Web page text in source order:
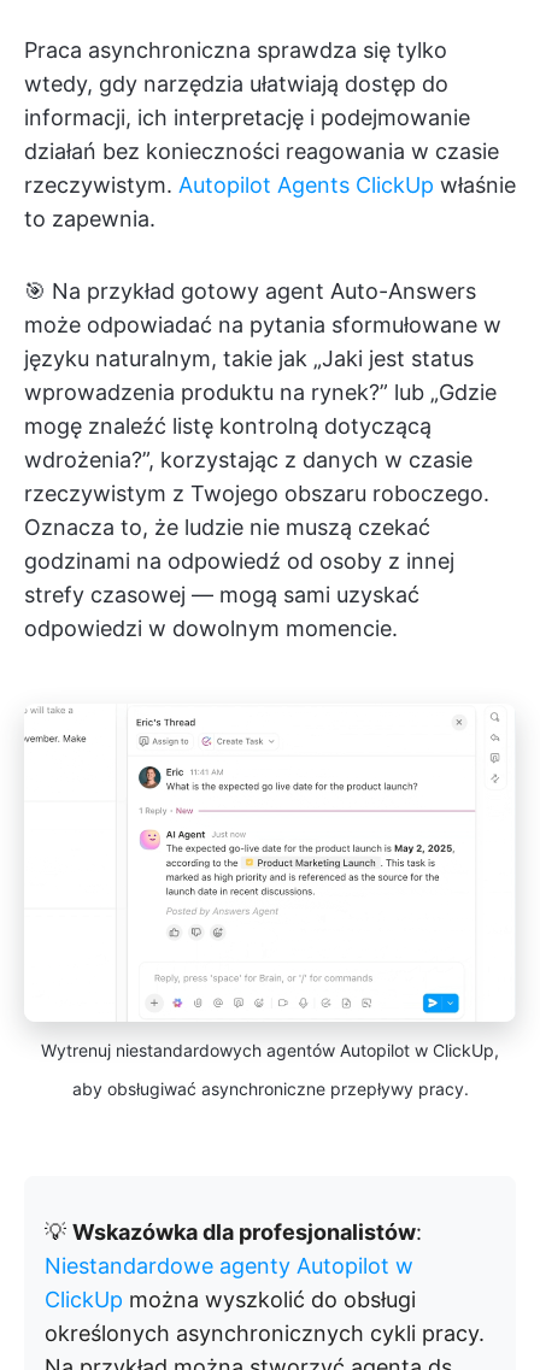
Praca asynchroniczna sprawdza się tylko
wtedy, gdy narzędzia ułatwiają dostęp do
informacji, ich interpretację i podejmowanie
działań bez konieczności reagowania w czasie
rzeczywistym. Autopilot Agents ClickUp właśnie
to zapewnia.
🎯 Na przykład gotowy agent Auto-Answers
może odpowiadać na pytania sformułowane w
języku naturalnym, takie jak „Jaki jest status
wprowadzenia produktu na rynek?” lub „Gdzie
mogę znaleźć listę kontrolną dotyczącą
wdrożenia?”, korzystając z danych w czasie
rzeczywistym z Twojego obszaru roboczego.
Oznacza to, że ludzie nie muszą czekać
godzinami na odpowiedź od osoby z innej
strefy czasowej — mogą sami uzyskać
odpowiedzi w dowolnym momencie.
Wytrenuj niestandardowych agentów Autopilot w ClickUp,
aby obsługiwać asynchroniczne przepływy pracy.
💡 Wskazówka dla profesjonalistów:
Niestandardowe agenty Autopilot w
ClickUp można wyszkolić do obsługi
określonych asynchronicznych cykli pracy.